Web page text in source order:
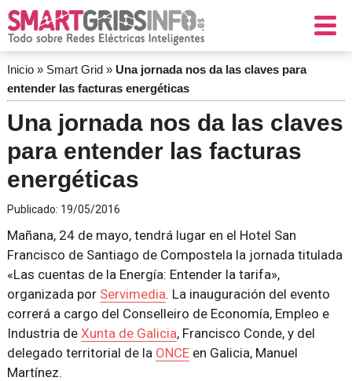
Inicio» Smart Grid» Una jornada nos da las claves para
entender las facturas energéticas
Una jornada nos da las claves
para entender las facturas
energéticas
Publicado: 19/05/2016
Mañana, 24 de mayo, tendrá lugar en el Hotel San
Francisco de Santiago de Compostela la jornada titulada
«Las cuentas de la Energía: Entender la tarifa»,
organizada por Servimedia. La inauguración del evento
correrá a cargo del Conselleiro de Economía, Empleo e
Industria de Xunta de Galicia, Francisco Conde, y del
delegado territorial de la ONCEen Galicia, Manuel
Martínez.